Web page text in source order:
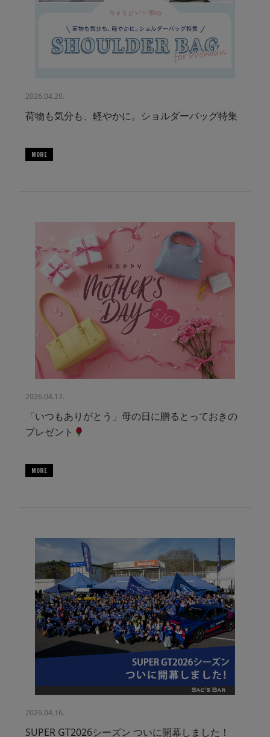
2026.04.20.
荷物も気分も、軽やかに。ショルダーバッグ特集
MORE
2026.04.17.
「いつもありがとう」母の日に贈るとっておきの
プレゼント
MORE
2026.04.16.
SUPER GT2026シーズン ついに開幕しました！